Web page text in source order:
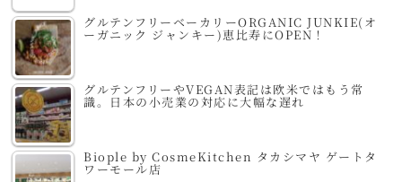
グルテンフリーベーカリーORGANIC JUNKIE(オ
ーガニック ジャンキー)恵比寿にOPEN！
グルテンフリーやVEGAN表記は欧米ではもう常
識。日本の小売業の対応に大幅な遅れ
Biople by CosmeKitchen タカシマヤ ゲートタ
ワーモール店